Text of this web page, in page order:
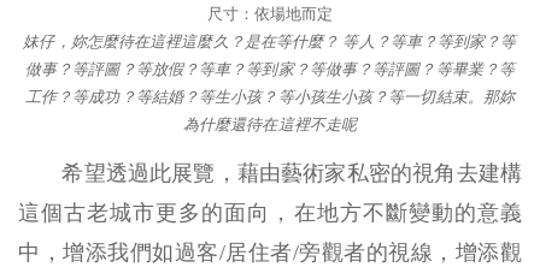
尺寸：依場地而定
妹仔，妳怎麼待在這裡這麼久？是在等什麼？ 等人？等車？等到家？等
做事？等評圖？等放假？等車？等到家？等做事？等評圖？等畢業？等
工作？等成功？等結婚？等生小孩？等小孩生小孩？等一切結束。那妳
為什麼還待在這裡不走呢
希望透過此展覽，藉由藝術家私密的視角去建構
這個古老城市更多的面向，在地方不斷變動的意義
中，增添我們如過客/居住者/旁觀者的視線，增添觀